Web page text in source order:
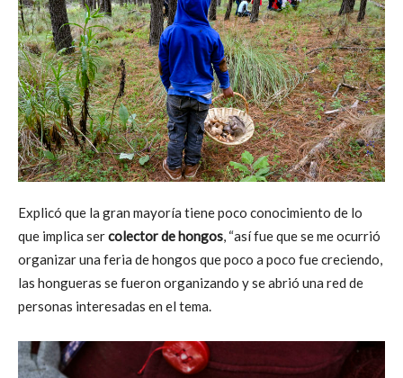
Explicó que la gran mayoría tiene poco conocimiento de lo
que implica sercolector de hongos , “así fue que se me ocurrió
organizar una feria de hongos que poco a poco fue creciendo,
las hongueras se fueron organizando y se abrió una red de
personas interesadas en el tema.